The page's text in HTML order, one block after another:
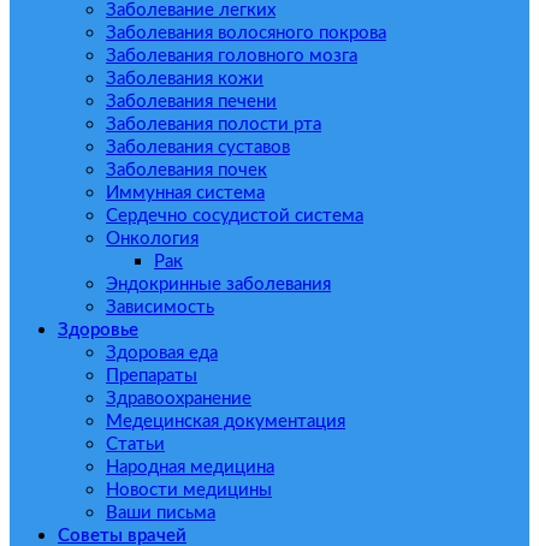
Заболевание легких
Заболевания волосяного покрова
Заболевания головного мозга
Заболевания кожи
Заболевания печени
Заболевания полости рта
Заболевания суставов
Заболевания почек
Иммунная система
Сердечно сосудистой система
Онкология
Рак
Эндокринные заболевания
Зависимость
Здоровье
Здоровая еда
Препараты
Здравоохранение
Медецинская документация
Статьи
Народная медицина
Новости медицины
Ваши письма
Советы врачей